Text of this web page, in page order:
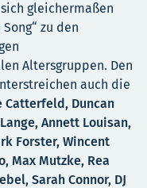
gleichermaßen
zu den
Altersgruppen. Den
auch die
Catterfeld, Duncan
Annett Louisan,
Forster, Wincent
Max Mutzke, Rea
Sarah Connor, DJ